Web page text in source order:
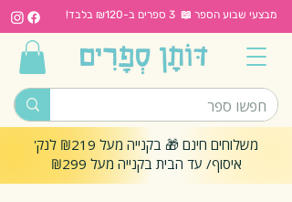
מבצעי שבוע הספר 📖 3 ספרים ב-₪120 בלבד!
משלוחים חינם 🎁 בקנייה מעל ₪219 לנק'
איסוף/ עד הבית בקנייה מעל ₪299